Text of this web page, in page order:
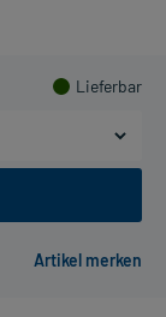
Lieferbar